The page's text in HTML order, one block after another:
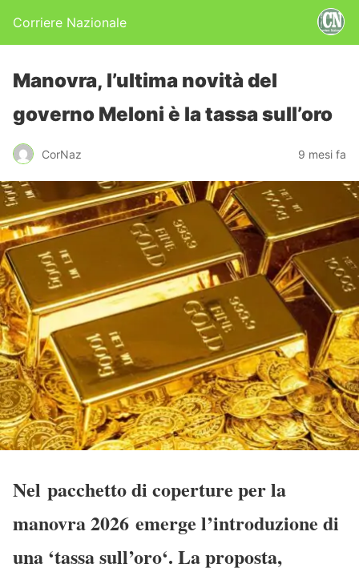
Corriere Nazionale
Manovra, l’ultima novità del
governo Meloni è la tassa sull’oro
CorNaz 9 mesi fa
Nel pacchetto di coperture per la
manovra 2026 emerge l’introduzione di
una ‘tassa sull’oro‘. La proposta,